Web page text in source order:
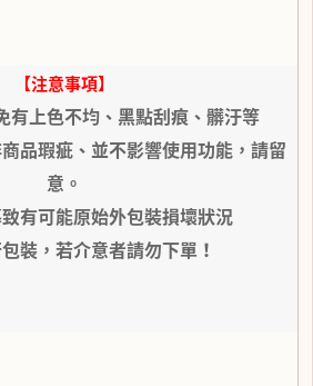
【注意事項】
有上色不均、黑點刮痕 、髒汙等
商品瑕疵、並不影響使用功能，請留
意。
有可能原始外包裝損壞狀況
裝，若介意者請勿下單！